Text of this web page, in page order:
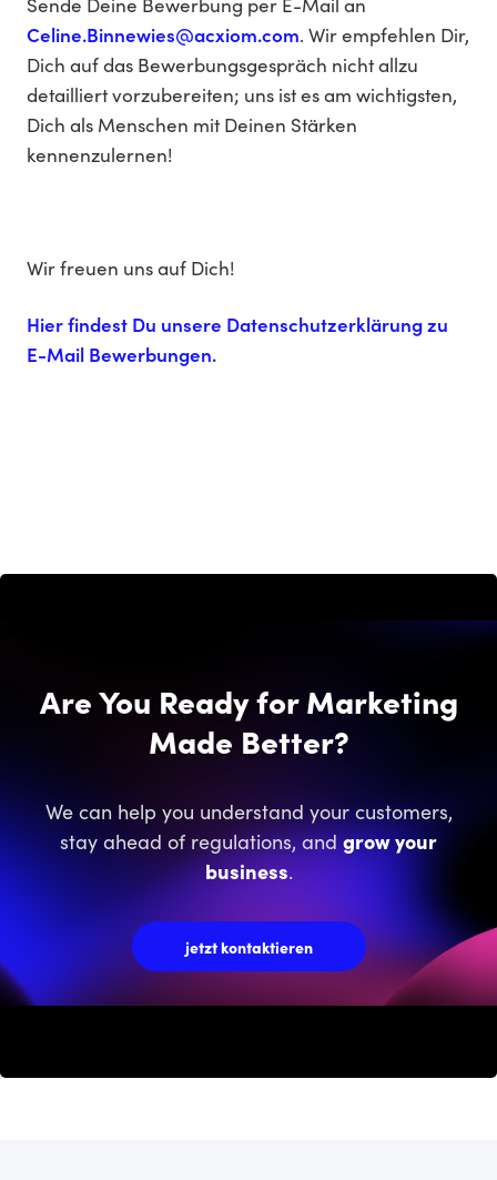
Celine.Binnewies@acxiom.com. Wir empfehlen Dir,
Dich auf das Bewerbungsgespräch nicht allzu
detailliert vorzubereiten; uns ist es am wichtigsten,
Dich als Menschen mit Deinen Stärken
kennenzulernen!
Wir freuen uns auf Dich!
Hier findest Du unsere Datenschutzerklärung zu
E-Mail Bewerbungen.
Are You Ready for Marketing
Made Better?
We can help you understand your customers,
stay ahead of regulations, andgrow your
business.
jetzt kontaktieren